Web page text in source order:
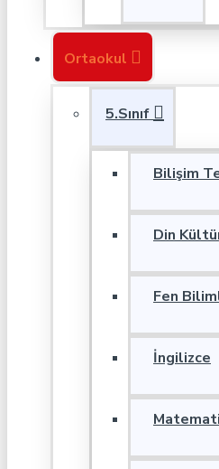
Ortaokul
5.Sınıf
Bilişim
Din
Fen
İngilizce